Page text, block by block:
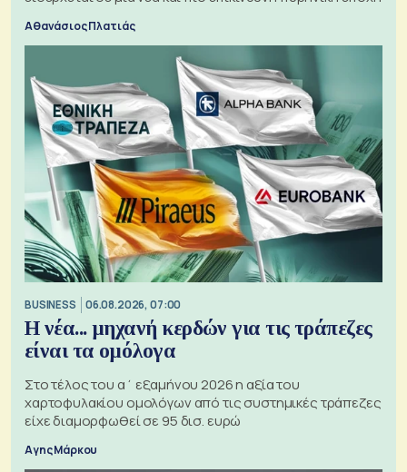
Αθανάσιος Πλατιάς
BUSINESS 06.08.2026, 07:00
Η νέα... μηχανή κερδών για τις τράπεζες
είναι τα ομόλογα
Στο τέλος του α΄ εξαμήνου 2026 η αξία του
χαρτοφυλακίου ομολόγων από τις συστημικές τράπεζες
είχε διαμορφωθεί σε 95 δισ. ευρώ
Αγης Μάρκου